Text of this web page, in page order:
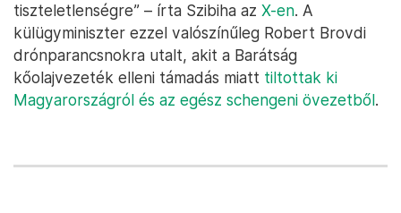
tiszteletlenségre” – írta Szibiha az X-en. A
külügyminiszter ezzel valószínűleg Robert Brovdi
drónparancsnokra utalt, akit a Barátság
kőolajvezeték elleni támadás miatt tiltottak ki
Magyarországról és az egész schengeni övezetből.